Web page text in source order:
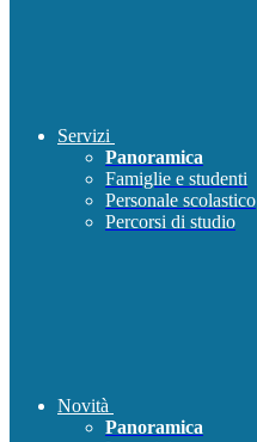
Servizi
Panoramica
Famiglie e studenti
Personale scolastico
Percorsi di studio
Novità
Panoramica